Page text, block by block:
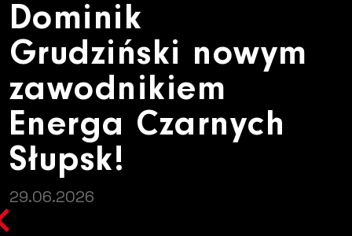
Dominik
Grudziński nowym
zawodnikiem
Energa Czarnych
Słupsk!
29.06.2026